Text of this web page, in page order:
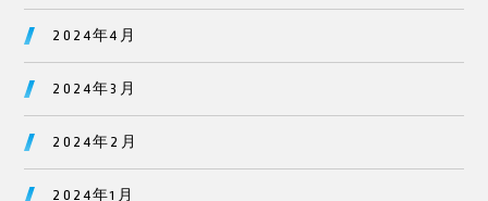
2024年4月
2024年3月
2024年2月
2024年1月